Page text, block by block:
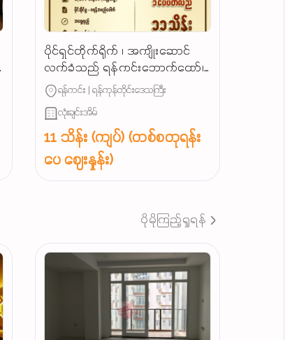
ပိုင်ရှင်တိုက်ရိုက် ၊ အကျိုးဆောင်
လက်ခံသည် ရန်ကင်းဘောက်ထော်၊
သာယာရွှေပြည်လမ်းမဂုတ်ကွက်၊
ရန်ကင်း | ရန်ကုန်တိုင်းဒေသကြီး
လုံးချင်းအိမ်
11 သိန်း (ကျပ်) (တစ်စတုရန်း
ပေ ဈေးနှုန်း)
ပိုမိုကြည့်ရှုရန်